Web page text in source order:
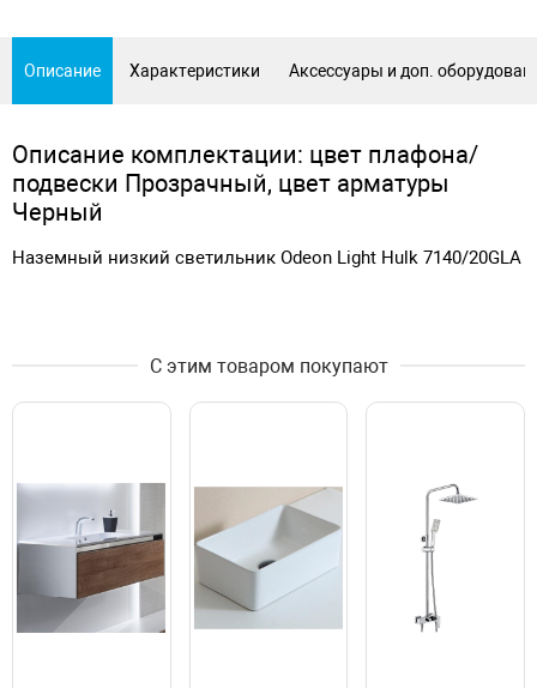
Описание Характеристики Аксессуары и доп.
Описание комплектации: цвет плафона/
подвески Прозрачный, цвет арматуры
Черный
Наземный низкий светильник Odeon Light Hulk 7140/20GLA
С этим товаром покупают